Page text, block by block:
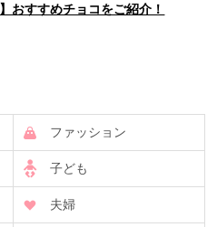
おすすめチョコをご紹介！
ファッション
子ども
夫婦